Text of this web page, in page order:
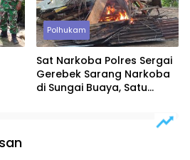
Polhukam
Sat Narkoba Polres Sergai
Gerebek Sarang Narkoba
di Sungai Buaya, Satu